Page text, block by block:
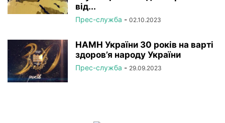
від...
Прес-служба - 02.10.2023
НАМН України 30 років на варті
здоров’я народу України
Прес-служба - 29.09.2023